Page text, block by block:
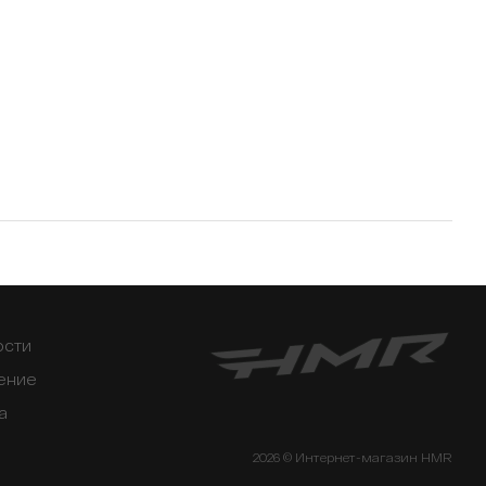
2026 © Интернет-магазин HMR